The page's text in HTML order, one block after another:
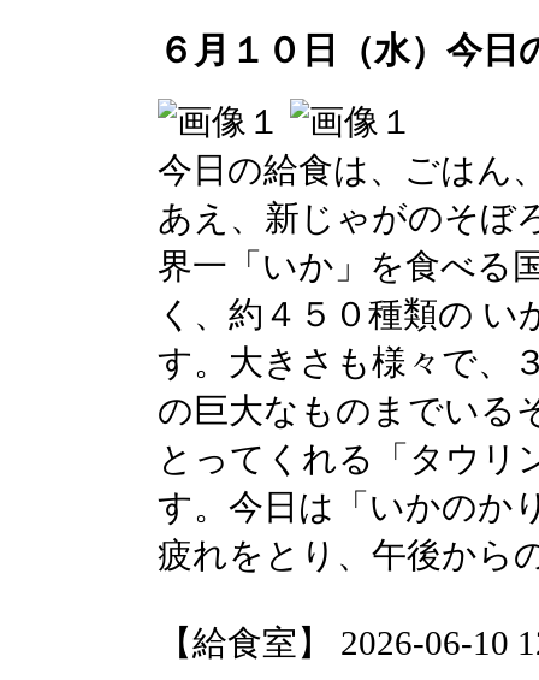
６月１０日（水）今日
今日の給食は、ごはん
あえ、新じゃがのそ
界一「いか」を食べる
く、約４５０種類の
す。大きさも様々で、
の巨大なものまでいる
とってくれる「タウリ
す。今日は「いかのか
疲れをとり、午後から
【給食室】 2026-06-10